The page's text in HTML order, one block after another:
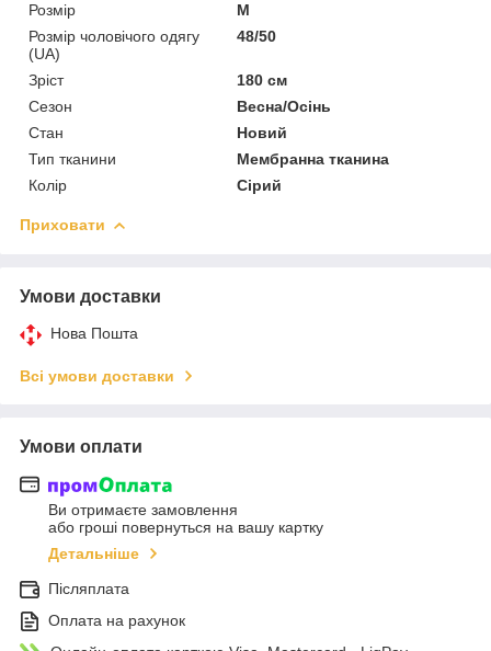
Розмір
M
Розмір чоловічого одягу
(UA)
48/50
Зріст
180 см
Сезон
Весна/Осінь
Стан
Новий
Тип тканини
Мембранна тканина
Колір
Сірий
Приховати
Умови доставки
Нова Пошта
Всі умови доставки
Умови оплати
Ви отримаєте замовлення
або гроші повернуться на вашу картку
Детальніше
Післяплата
Оплата на рахунок